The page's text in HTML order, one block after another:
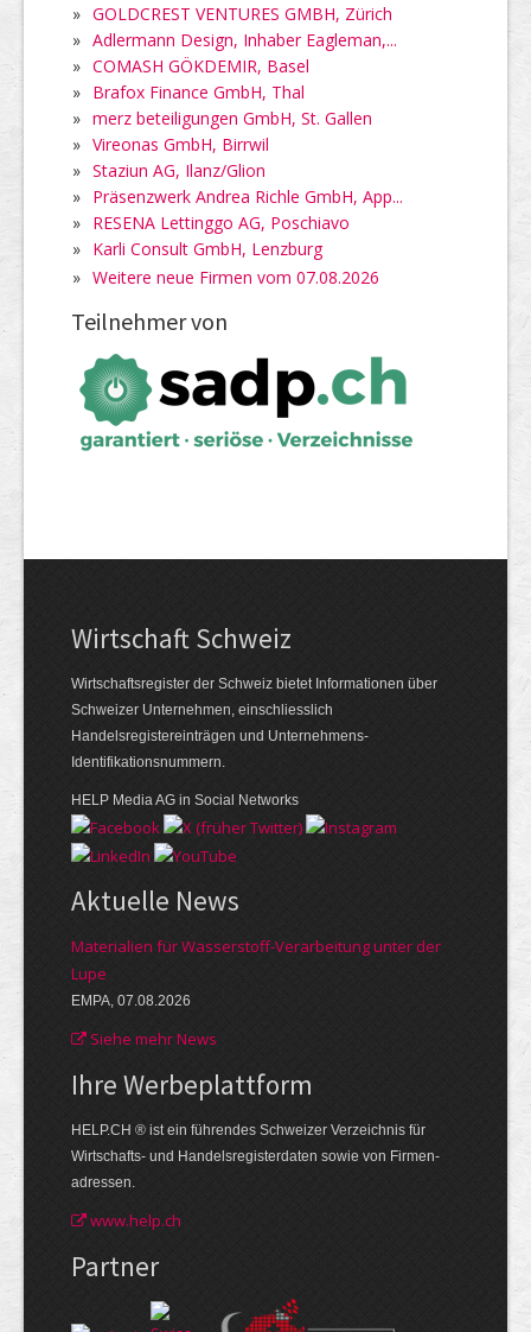
» GOLDCREST VENTURES GMBH, Zürich
» Adlermann Design, Inhaber Eagleman,...
» COMASH GÖKDEMIR, Basel
» Brafox Finance GmbH, Thal
» merz beteiligungen GmbH, St. Gallen
» Vireonas GmbH, Birrwil
» Staziun AG, Ilanz/Glion
» Präsenzwerk Andrea Richle GmbH, App...
» RESENA Lettinggo AG, Poschiavo
» Karli Consult GmbH, Lenzburg
» Weitere neue Firmen vom 07.08.2026
Teilnehmer von
Wirtschaft Schweiz
Wirtschaftsregister der Schweiz bietet Informationen über
Schweizer Unternehmen, einschliesslich
Handelsregistereinträgen und Unternehmens-
Identifikationsnummern.
HELP Media AG in Social Networks
Aktuelle News
Materialien für Wasserstoff-Verarbeitung unter der
Lupe
EMPA, 07.08.2026
Siehe mehr News
Ihre Werbe­plattform
HELP.CH ® ist ein führendes Schweizer Verzeichnis für
Wirtschafts- und Handelsregisterdaten sowie von Firmen­
adressen.
www.help.ch
Partner